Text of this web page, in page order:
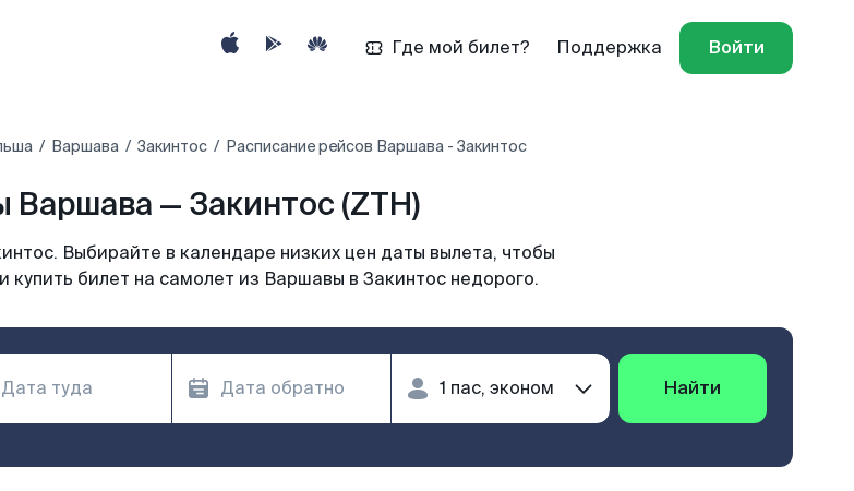
Где мой билет? Поддержка Войти
Варшава Закинтос Расписание рейсов Варшава - Закинтос
Варшава — Закинтос (ZTH)
Выбирайте в календаре низких цен даты вылета, чтобы
купить билет на самолет из Варшавы в Закинтос недорого.
Найти